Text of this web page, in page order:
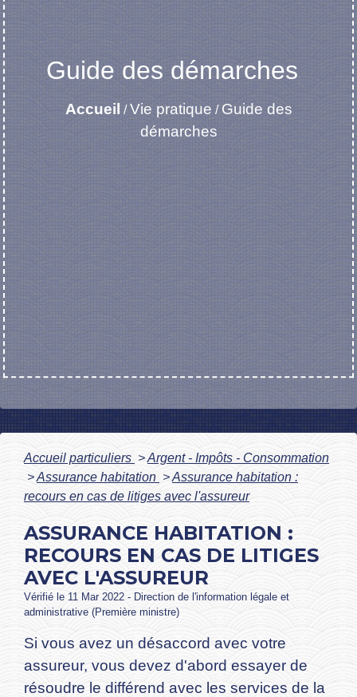
Guide des démarches
Accueil / Vie pratique / Guide des
démarches
Accueil particuliers >Argent - Impôts - Consommation
>Assurance habitation >Assurance habitation :
recours en cas de litiges avec l'assureur
ASSURANCE HABITATION :
RECOURS EN CAS DE LITIGES
AVEC L'ASSUREUR
Vérifié le 11 Mar 2022 - Direction de l'information légale et
administrative (Première ministre)
Si vous avez un désaccord avec votre
assureur, vous devez d'abord essayer de
résoudre le différend avec les services de la